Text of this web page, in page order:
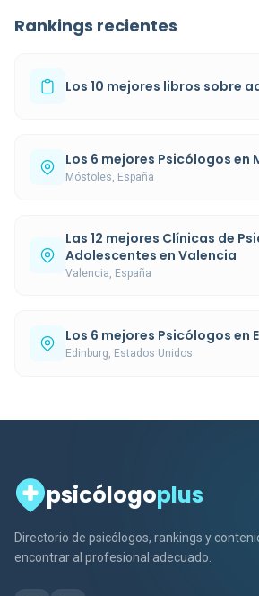
Rankings recientes
Los 10 mejores libros sobre
Los 6 mejores Psicólogos en
Móstoles, España
Las 12 mejores Clínicas de
Adolescentes en Valencia
Valencia, España
Los 6 mejores Psicólogos en
Edinburg, Estados Unidos
psicólogoplus
Directorio de psicólogos, rankings y
encontrar al profesional adecuado.